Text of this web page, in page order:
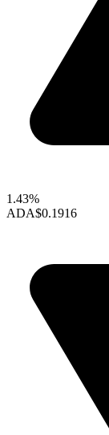
1.43%
ADA$0.1916